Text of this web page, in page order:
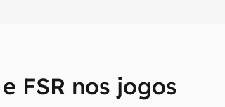
FSR nos jogos